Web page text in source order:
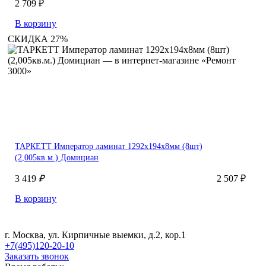
2 709 ₽
В корзину
СКИДКА 27%
ТАРКЕТТ Император ламинат 1292х194х8мм (8шт)
(2,005кв.м.) Домициан
3 419₽
2 507 ₽
В корзину
г. Москва, ул. Кирпичные выемки, д.2, кор.1
+7(495)120-20-10
Заказать звонок